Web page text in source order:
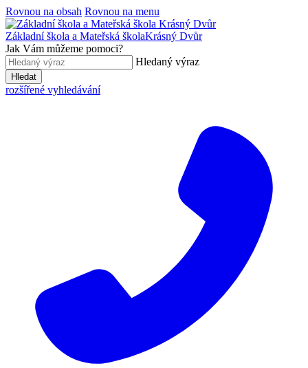
Rovnou na obsah Rovnou na menu
Základní škola a Mateřská školaKrásný Dvůr
Jak Vám můžeme pomoci?
Hledaný výraz
Hledat
rozšířené vyhledávání